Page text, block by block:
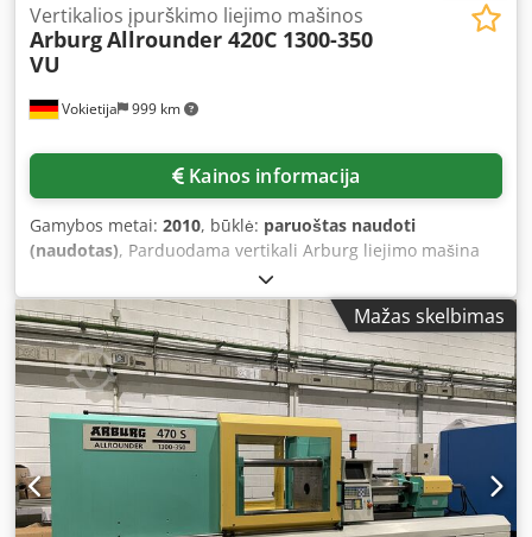
Vokietija 999 km
Vertikalios įpurškimo liejimo mašinos
ArburgAllrounder 420C 1300-350
VU
Kainos informacija
Gamybos metai: 2010, būklė: paruoštas naudoti
(naudotas), Parduodama vertikali Arburg liejimo mašina
su horizontaliu įpurškimo agregatu. Užspaudimo jėga:
1300 kN, atidarymo eiga: 500 mm, min. įrankio montavimo
aukštis: 250 mm, plokščių atstumas: 750 mm, kolonų
atstumas X/Y: 420 mm/420 mm, plokščių matmenys X/Y:
605 mm/605 mm, maks. įrankio svoris: 650 kg, išstūmimo
eiga: 175 mm. Mašinos matmenys X/Y/Z: apie 4350
mm/1650 mm/2100 mm, svoris: apie 4300 kg, darbo
valandos: apie 80131 h. Mašina yra sugedusi,
nebefunkcionali ir netinkama naudoti. Galima tik kaip
atsarginių dalių donorė. Yra dokumentacija. Galima
apžiūra vietoje. Cjdpfx Acjyddzfs Ejha
Mažas skelbimas